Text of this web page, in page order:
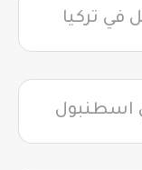
اسطنبول